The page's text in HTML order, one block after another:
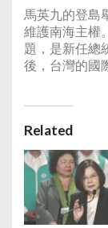
馬英九的登島
維護南海主權
題，是新任總
後，台灣的國
Related